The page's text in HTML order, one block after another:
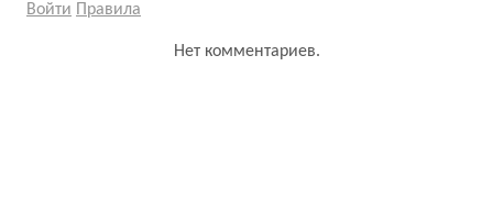
Войти Правила
Нет комментариев.